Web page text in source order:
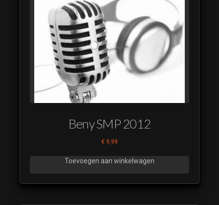
Nederlands
Doe de
Nederlands
Beny SMP 2012
€ 9,99
Toevoegen aan winkelwagen